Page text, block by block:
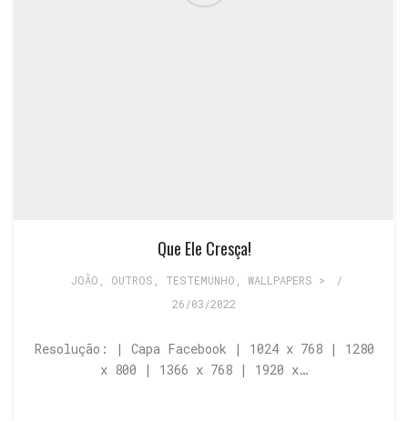
Que Ele Cresça!
JOÃO OUTROS TESTEMUNHO WALLPAPERS >
/
26/03/2022
Resolução: | Capa Facebook | 1024 x 768 | 1280
x 800 | 1366 x 768 | 1920 x…